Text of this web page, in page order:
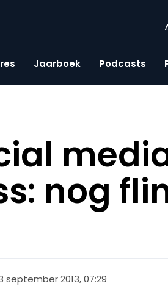
Jaarboek Podcasts
nog
september 2013, 07:29